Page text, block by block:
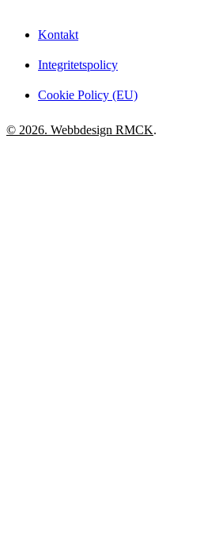
Kontakt
Integritetspolicy
Cookie Policy (EU)
© 2026. Webbdesign RMCK.